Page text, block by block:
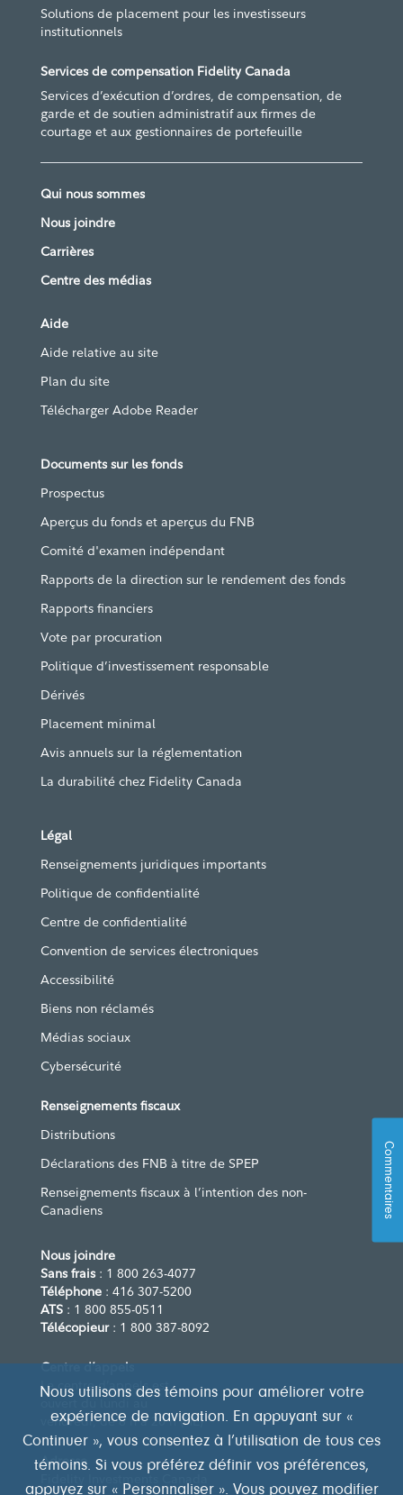
Solutions de placement pour les investisseurs
institutionnels
Services de compensation Fidelity Canada
Services d’exécution d’ordres, de compensation, de
garde et de soutien administratif aux firmes de
courtage et aux gestionnaires de portefeuille
Qui nous sommes
Nous joindre
Carrières
Centre des médias
Aide
Aide relative au site
Plan du site
Télécharger Adobe Reader
Documents sur les fonds
Prospectus
Aperçus du fonds et aperçus du FNB
Comité d'examen indépendant
Rapports de la direction sur le rendement des fonds
Rapports financiers
Vote par procuration
Politique d’investissement responsable
Dérivés
Placement minimal
Avis annuels sur la réglementation
La durabilité chez Fidelity Canada
Légal
Renseignements juridiques importants
Politique de confidentialité
Centre de confidentialité
Convention de services électroniques
Accessibilité
Biens non réclamés
Médias sociaux
Cybersécurité
Renseignements fiscaux
Distributions
Déclarations des FNB à titre de SPEP
Renseignements fiscaux à l’intention des non-
Canadiens
Nous joindre
Sans frais: 1 800 263-4077
Téléphone : 416 307-5200
ATS : 1 800 855-0511
Télécopieur: 1 800 387-8092
Centre d’appels
Le centre d’appels est
vendredi, de 8 h à 20 h (HE)
Adresse
Fidelity Investments Canada
Nous utilisons des témoins pour améliorer votre
expérience de navigation. En appuyant sur «
Continuer », vous consentez à l’utilisation de tous ces
témoins. Si vous préférez définir vos préférences,
appuyez sur « Personnaliser ». Vous pouvez modifier
Commentaires